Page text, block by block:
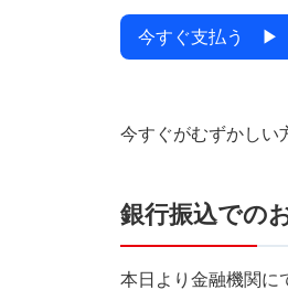
今すぐ支払う ▶
今すぐがむずかしい
銀行振込での
本日より金融機関に